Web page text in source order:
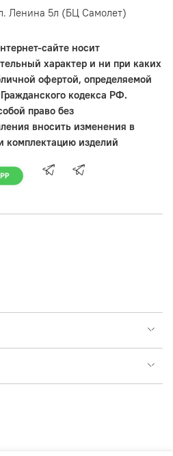
Ленина 5л (БЦ Самолет)
сайте носит
характер и ни при каких
офертой, определяемой
кодекса РФ.
право без
вносить изменения в
комплектацию изделий